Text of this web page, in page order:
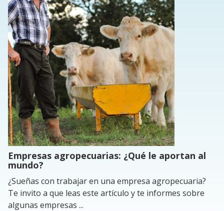
Empresas agropecuarias: ¿Qué le aportan al
mundo?
¿Sueñas con trabajar en una empresa agropecuaria?
Te invito a que leas este artículo y te informes sobre
algunas empresas ...